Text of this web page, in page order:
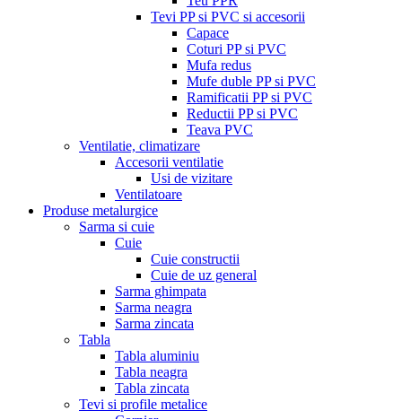
Tevi PP si PVC si accesorii
Capace
Coturi PP si PVC
Mufa redus
Mufe duble PP si PVC
Ramificatii PP si PVC
Reductii PP si PVC
Teava PVC
Ventilatie, climatizare
Accesorii ventilatie
Usi de vizitare
Ventilatoare
Produse metalurgice
Sarma si cuie
Cuie
Cuie constructii
Cuie de uz general
Sarma ghimpata
Sarma neagra
Sarma zincata
Tabla
Tabla aluminiu
Tabla neagra
Tabla zincata
Tevi si profile metalice